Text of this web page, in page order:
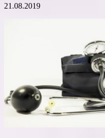
21.08.2019